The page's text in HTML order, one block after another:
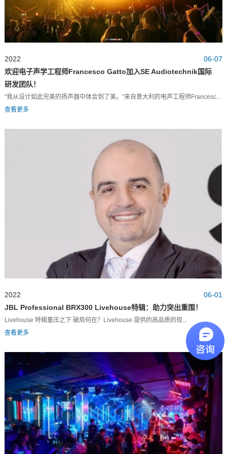
06-07
2022
欢迎电子声学工程师Francesco Gatto加入SE Audiotechnik国际
研发团队！
“我从设计如此完美的扬声器中体会到了美。”来自意大利的电声工程师Francesc...
查看更多
06-01
2022
JBL Professional BRX300 Livehouse特辑：助力突出重围！
Livehouse 特辑重压之下 破局何在？Livehouse 提供的高品质的现...
查看更多